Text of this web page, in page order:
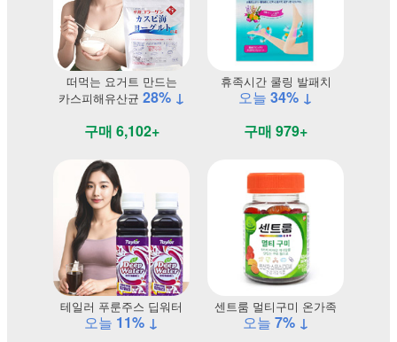
떠먹는 요거트 만드는
카스피해유산균 28% ↓
구매 6,102+
휴족시간 쿨링 발패치
오늘 34% ↓
구매 979+
테일러 푸룬주스 딥워터
오늘 11% ↓
센트룸 멀티구미 온가족
오늘 7% ↓